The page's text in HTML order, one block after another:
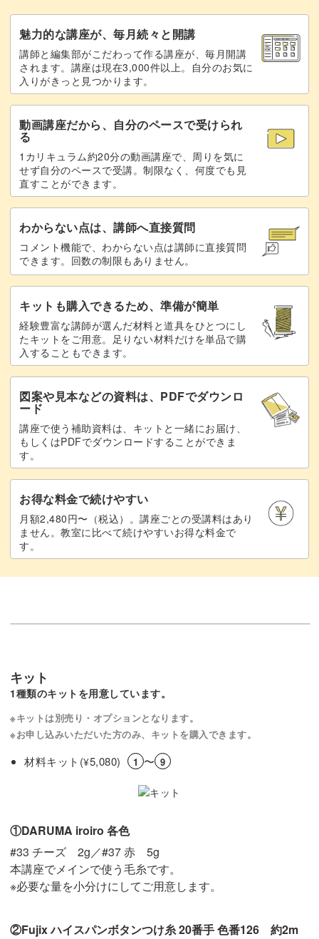
マグネットへの仕立て方もお教えしますので、冷蔵庫や玄
関など好きな場所に貼ることができます◎
色鮮やかなりんごのマグネットは、暮らしの中で目に入る
とほんのり幸せな気持ちになることまちがいなしです！
短時間でできる達成感
フリーステッチニードルは、比較的短時間でできるのも魅
力のひとつ。
忙しい日々の中でも手芸を楽しみたい、そんな方にもぴっ
たり！
他の作品もどんどん作りたくなるような達成感を味わえま
すよ♪
今回は特に小ぶりなりんごモチーフですので、サクッとで
きて練習にも最適です。
フリーステッチニードルの基本を学び、自分だけのオリジ
ナルアイテムを作ってみませんか？
魅力的な講座が、毎月続々と開講
講師と編集部がこだわって作る講座が、毎月開講
されます。講座は現在3,000件以上。自分のお気に
入りがきっと見つかります。
動画講座だから、自分のペースで受けられ
る
1カリキュラム約20分の動画講座で、周りを気に
せず自分のペースで受講。制限なく、何度でも見
直すことができます。
わからない点は、講師へ直接質問
コメント機能で、わからない点は講師に直接質問
できます。回数の制限もありません。
キットも購入できるため、準備が簡単
経験豊富な講師が選んだ材料と道具をひとつにし
たキットをご用意。足りない材料だけを単品で購
入することもできます。
図案や見本などの資料は、PDFでダウンロ
ード
講座で使う補助資料は、キットと一緒にお届け、
もしくはPDFでダウンロードすることができま
す。
お得な料金で続けやすい
月額2,480円〜（税込）。講座ごとの受講料はあり
ません。教室に比べて続けやすいお得な料金で
す。
キット
1種類のキットを用意しています。
※キットは別売り・オプションとなります。
※お申し込みいただいた方のみ、キットを購入できます。
材料キット(¥5,080) 1 〜 9
①DARUMA iroiro 各色
#33 チーズ 2g／#37 赤 5g
本講座でメインで使う毛糸です。
※必要な量を小分けにしてご用意します。
②Fujix ハイスパンボタンつけ糸 20番手 色番126 約2m